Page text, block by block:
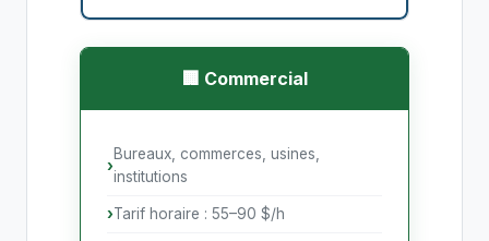
🏢 Commercial
Bureaux, commerces, usines,
institutions
Tarif horaire : 55–90 $/h